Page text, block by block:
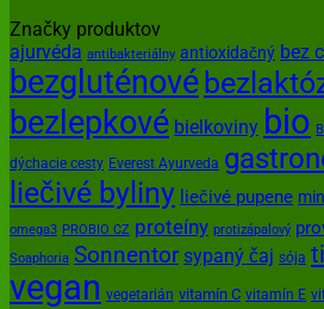
Značky produktov
ajurvéda antibakteriálny antioxidačný bez
bezgluténové
bezlepkové bielkoviny bio
dýchacie cesty Everest Ayurveda
liečivé byliny liečivé pupene
omega3 PROBIO CZ proteíny protizápalový
Soaphoria Sonnentor sypaný čaj sója
vegan vegetarián vitamín C vitamín E